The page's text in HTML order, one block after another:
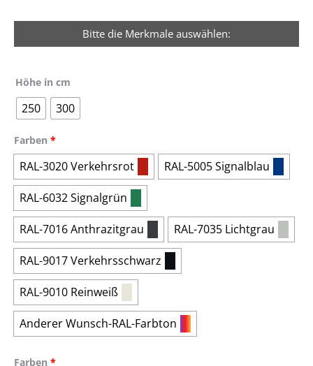
Bitte die Merkmale auswählen:
Höhe in cm
250 300
Farben *
Farben *
RAL-3020 Verkehrsrot RAL-5005 Signalblau
RAL-6032 Signalgrün
RAL-7016 Anthrazitgrau RAL-7035 Lichtgrau
RAL-9017 Verkehrsschwarz
RAL-9010 Reinweiß
Anderer Wunsch-RAL-Farbton